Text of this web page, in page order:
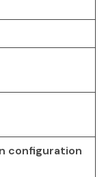
configuration